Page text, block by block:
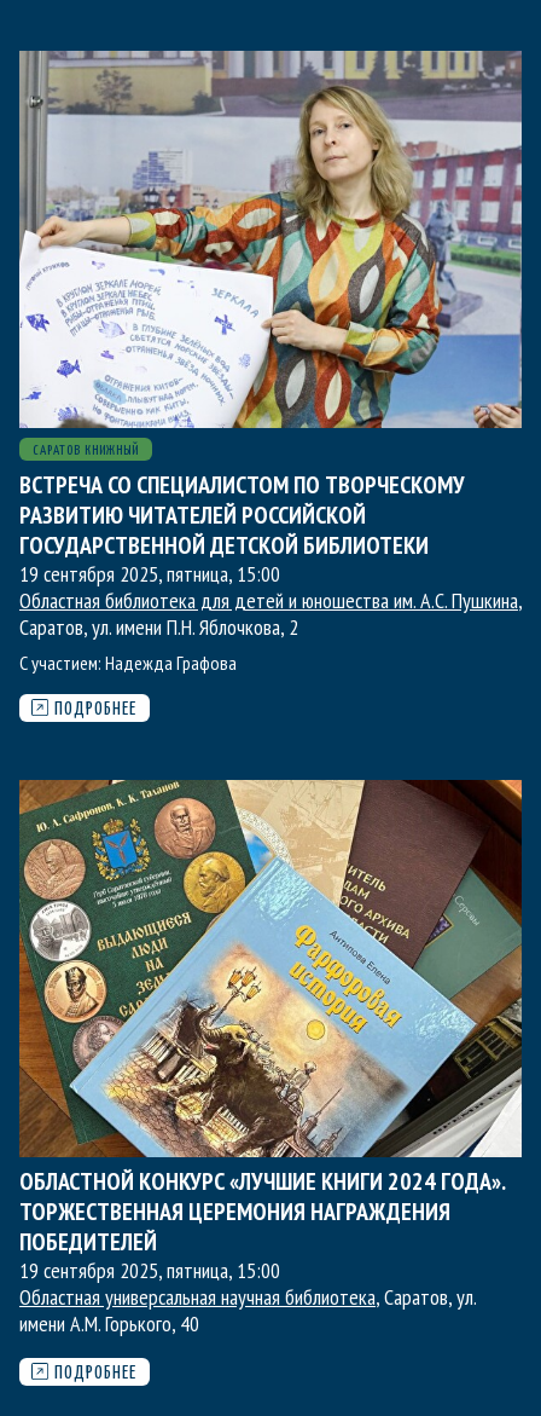
САРАТОВ КНИЖНЫЙ
ВСТРЕЧА СО СПЕЦИАЛИСТОМ ПО ТВОРЧЕСКОМУ
РАЗВИТИЮ ЧИТАТЕЛЕЙ РОССИЙСКОЙ
ГОСУДАРСТВЕННОЙ ДЕТСКОЙ БИБЛИОТЕКИ
19 сентября 2025, пятница, 15:00
Областная библиотека для детей и юношества им. А.С. Пушкина,
Саратов, ул. имени П.Н. Яблочкова, 2
С участием: Надежда Графова
ПОДРОБНЕЕ
ОБЛАСТНОЙ КОНКУРС «ЛУЧШИЕ КНИГИ 2024 ГОДА».
ТОРЖЕСТВЕННАЯ ЦЕРЕМОНИЯ НАГРАЖДЕНИЯ
ПОБЕДИТЕЛЕЙ
19 сентября 2025, пятница, 15:00
Областная универсальная научная библиотека, Саратов, ул.
имени А.М. Горького, 40
ПОДРОБНЕЕ